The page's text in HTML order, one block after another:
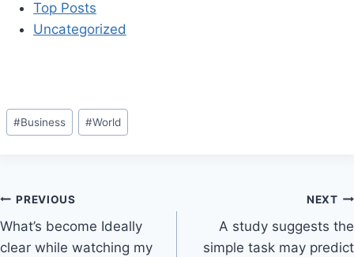
Top Posts
Uncategorized
Post
Tags:
#Business #World
Post
navigation
PREVIOUS
What’s become Ideally
clear while watching my
NEXT
A study suggests the
simple task may predict